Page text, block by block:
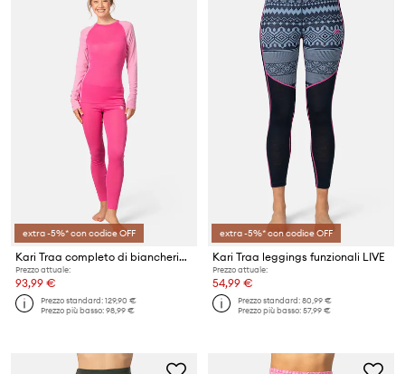
extra -5%* con codice OFF
Kari Traa completo di biancheria intima funzionale Kaia
Prezzo attuale:
93,99 €
Prezzo standard:129,90 €
Prezzo più basso:98,99 €
extra -5%* con codice OFF
Kari Traa leggings funzionali LIVE
Prezzo attuale:
54,99 €
Prezzo standard:80,99 €
Prezzo più basso:57,99 €